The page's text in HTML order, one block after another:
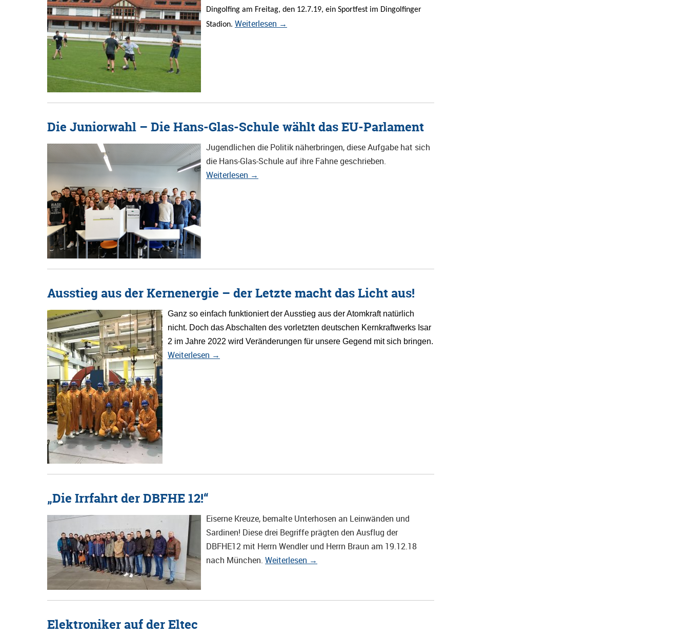
Dingolfing am Freitag, den 12.7.19, ein Sportfest im Dingolfinger
Stadion. Weiterlesen →
Die Juniorwahl – Die Hans-Glas-Schule wählt das EU-Parlament
Jugendlichen die Politik näherbringen, diese Aufgabe hat sich
die Hans-Glas-Schule auf ihre Fahne geschrieben.
Weiterlesen →
Ausstieg aus der Kernenergie – der Letzte macht das Licht aus!
Ganz so einfach funktioniert der Ausstieg aus der Atomkraft natürlich
nicht. Doch das Abschalten des vorletzten deutschen Kernkraftwerks Isar
2 im Jahre 2022 wird Veränderungen für unsere Gegend mit sich bringen.
Weiterlesen →
„Die Irrfahrt der DBFHE 12!“
Eiserne Kreuze, bemalte Unterhosen an Leinwänden und
Sardinen! Diese drei Begriffe prägten den Ausflug der
DBFHE12 mit Herrn Wendler und Herrn Braun am 19.12.18
nach München. Weiterlesen →
Elektroniker auf der Eltec